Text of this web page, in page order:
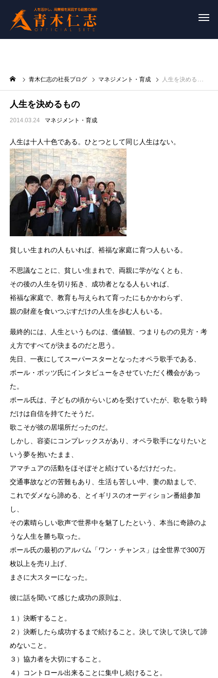
青木仁志の社長ブログ マネジメント・育成 人生を決めるもの
人生を決めるもの
2014.03.24 マネジメント・育成
人生は十人十色である。ひとつとして同じ人生はない。
貧しい生まれの人もいれば、裕福な家庭に育つ人もいる。
不思議なことに、貧しい生まれで、両親に学がなくとも、
その後の人生を切り拓き、成功者となる人もいれば、
裕福な家庭で、教育も与えられて育ったにもかかわらず、
親の財産を食いつぶすだけの人生を歩む人もいる。
最終的には、人生というものは、価値観、つまりものの見方・考
え方ですべてが決まるのだと思う。
先日、一夜にしてスーパースターとなったオペラ歌手である、
ポール・ポッツ氏にインタビューをさせていただく機会があっ
た。
ポール氏は、子どもの頃からいじめを受けていたが、歌を歌う時
だけは自信を持てたそうだ。
歌こそが彼の居場所だったのだ。
しかし、容姿にコンプレックスがあり、オペラ歌手になりたいと
いう夢を抱いたまま、
アマチュアの活動をほそぼそと続けているだけだった。
交通事故などの苦難もあり、生活も苦しい中、妻の励ましで、
これでダメなら諦める、とイギリスのオーディション番組参加
し、
その素晴らしい歌声で世界中を魅了したという、本当に奇跡のよ
うな人生を勝ち取った。
ポール氏の最初のアルバム「ワン・チャンス」は全世界で300万
枚以上を売り上げ、
まさに大スターになった。
彼に話を聞いて感じた成功の原則は、
１）決断すること。
２）決断したら成功するまで続けること。決して決して決して諦
めないこと。
３）協力者を大切にすること。
４）コントロール出来ることに集中し続けること。